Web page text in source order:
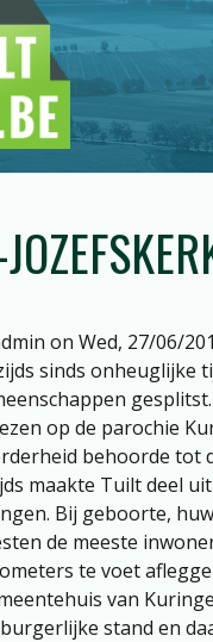
on Wed, 27/06/
sinds onheuglijke
op de parochie
behoorde tot
maakte Tuilt deel
Bij geboorte,
de meeste
te voet
van
stand en